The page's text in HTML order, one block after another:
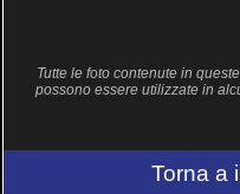
Tutte le foto contenute in
possono essere utilizzate in
Torna a